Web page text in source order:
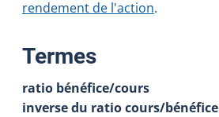
rendement de l'action.
Termes:
ratio bénéfice/cours
inverse du ratio cours/bénéfice